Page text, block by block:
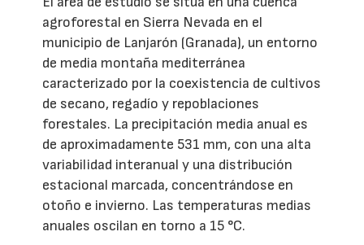
agroforestal en Sierra Nevada en el
municipio de Lanjarón (Granada), un entorno
de media montaña mediterránea
caracterizado por la coexistencia de cultivos
de secano, regadío y repoblaciones
forestales. La precipitación media anual es
de aproximadamente 531 mm, con una alta
variabilidad interanual y una distribución
estacional marcada, concentrándose en
otoño e invierno. Las temperaturas medias
anuales oscilan en torno a 15 °C.